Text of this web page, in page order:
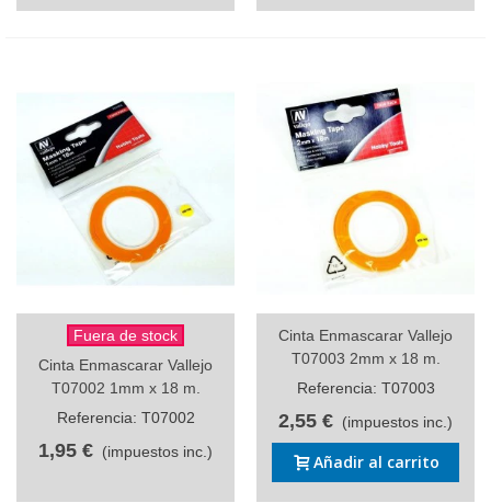
Fuera de stock
Cinta Enmascarar Vallejo
T07002 1mm x 18 m.
Referencia: T07002
1,95 € (impuestos inc.)
Cinta Enmascarar Vallejo
T07003 2mm x 18 m.
Referencia: T07003
2,55 € (impuestos inc.)
Añadir al carrito